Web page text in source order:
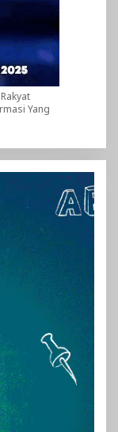
Yang